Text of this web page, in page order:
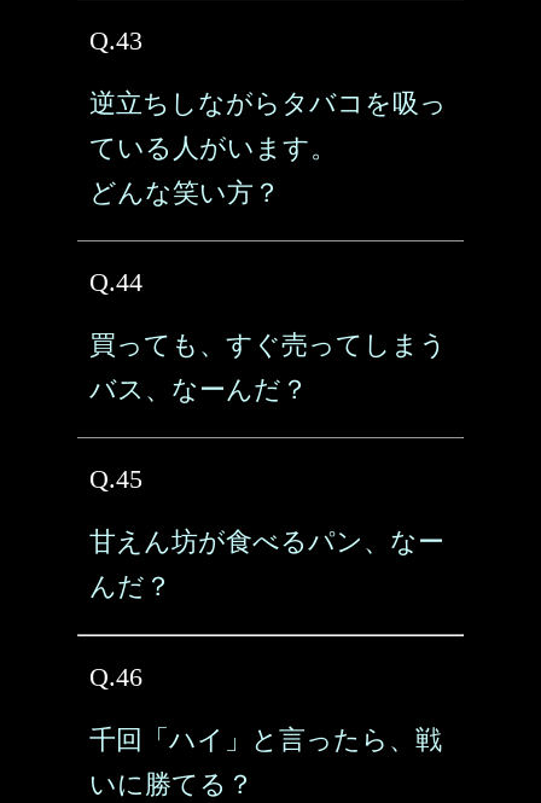
Q.43
逆立ちしながらタバコを吸っ
ている人がいます。
どんな笑い方？
Q.44
買っても、すぐ売ってしまう
バス、なーんだ？
Q.45
甘えん坊が食べるパン、なー
んだ？
Q.46
千回「ハイ」と言ったら、戦
いに勝てる？